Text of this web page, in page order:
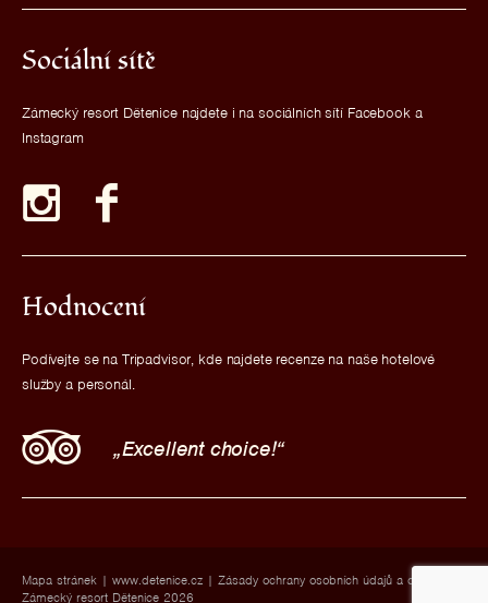
Sociální sítě
Zámecký resort Dětenice najdete i na sociálních sítí Facebook a
Instagram
Hodnocení
Podívejte se na Tripadvisor, kde najdete recenze na naše hotelové
služby a personál.
Excellent choice!
Mapa stránek | www.detenice.cz | Zásady ochrany osobních údajů a cookies
Zámecký resort Dětenice 2026